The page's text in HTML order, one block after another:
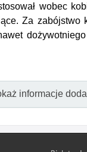
wobec
Za zabójstwo
informacje